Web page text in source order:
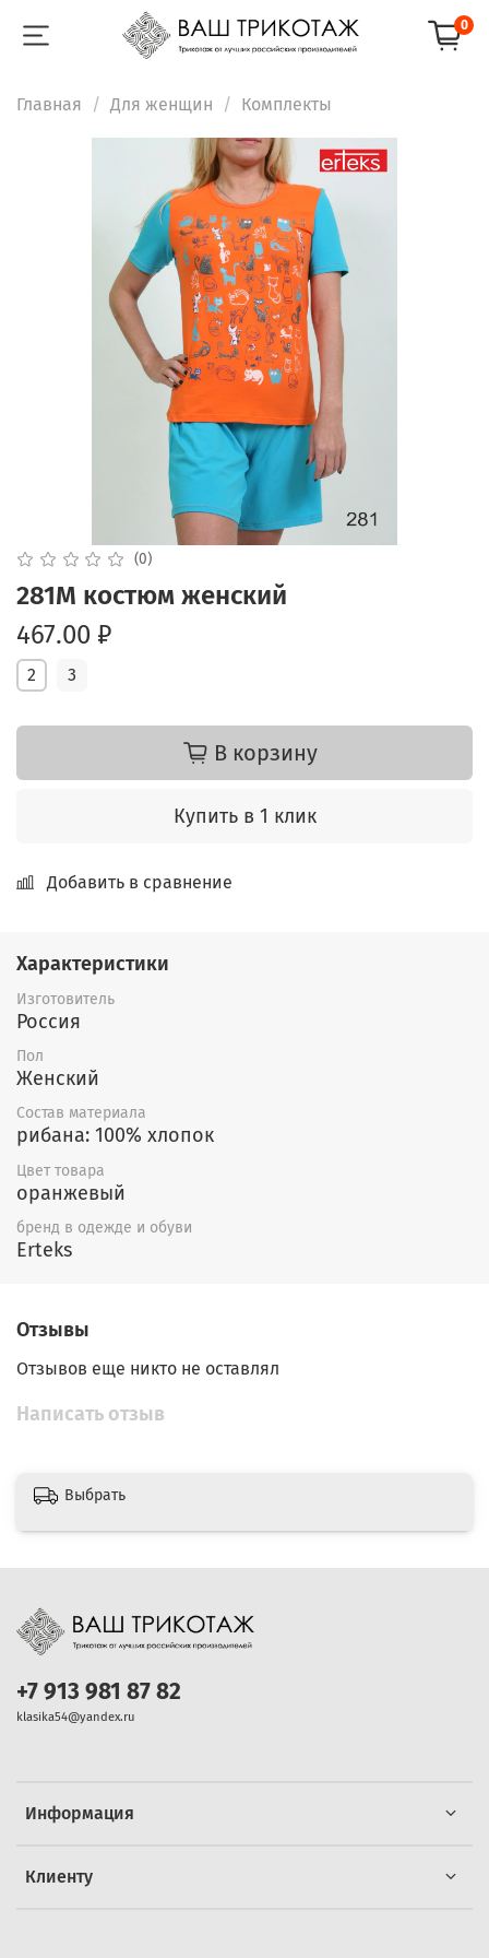
0
Главная Для женщин Комплекты
(0)
281М костюм женский
467.00 ₽
2 3
В корзину
Купить в 1 клик
Добавить в сравнение
Характеристики
Изготовитель
Россия
Пол
Женский
Состав материала
рибана: 100% хлопок
Цвет товара
оранжевый
бренд в одежде и обуви
Erteks
Отзывы
Отзывов еще никто не оставлял
Написать отзыв
Выбрать
Информация
Клиенту
+7 913 981 87 82
klasika54@yandex.ru